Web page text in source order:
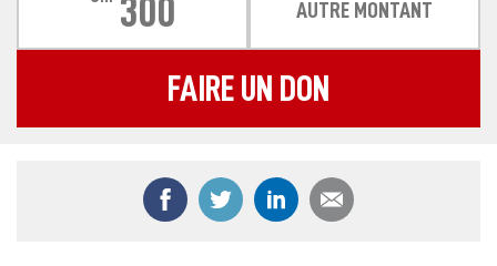
300 AUTRE MONTANT
FAIRE UN DON
Partager ce contenu sur Facebook
Partager ce contenu sur Twitter
Partager ce contenu